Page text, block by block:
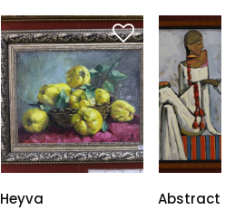
Heyva
Abstract